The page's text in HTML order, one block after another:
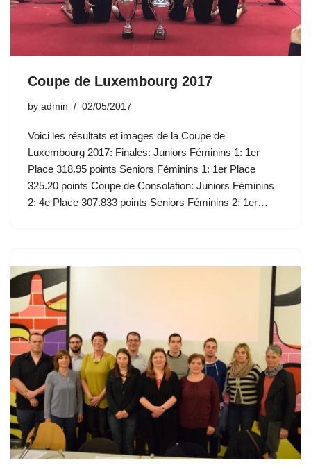
Coupe de Luxembourg 2017
by admin 02/05/2017
Voici les résultats et images de la Coupe de
Luxembourg 2017: Finales: Juniors Féminins 1: 1er
Place 318.95 points Seniors Féminins 1: 1er Place
325.20 points Coupe de Consolation: Juniors Féminins
2: 4e Place 307.833 points Seniors Féminins 2: 1er…